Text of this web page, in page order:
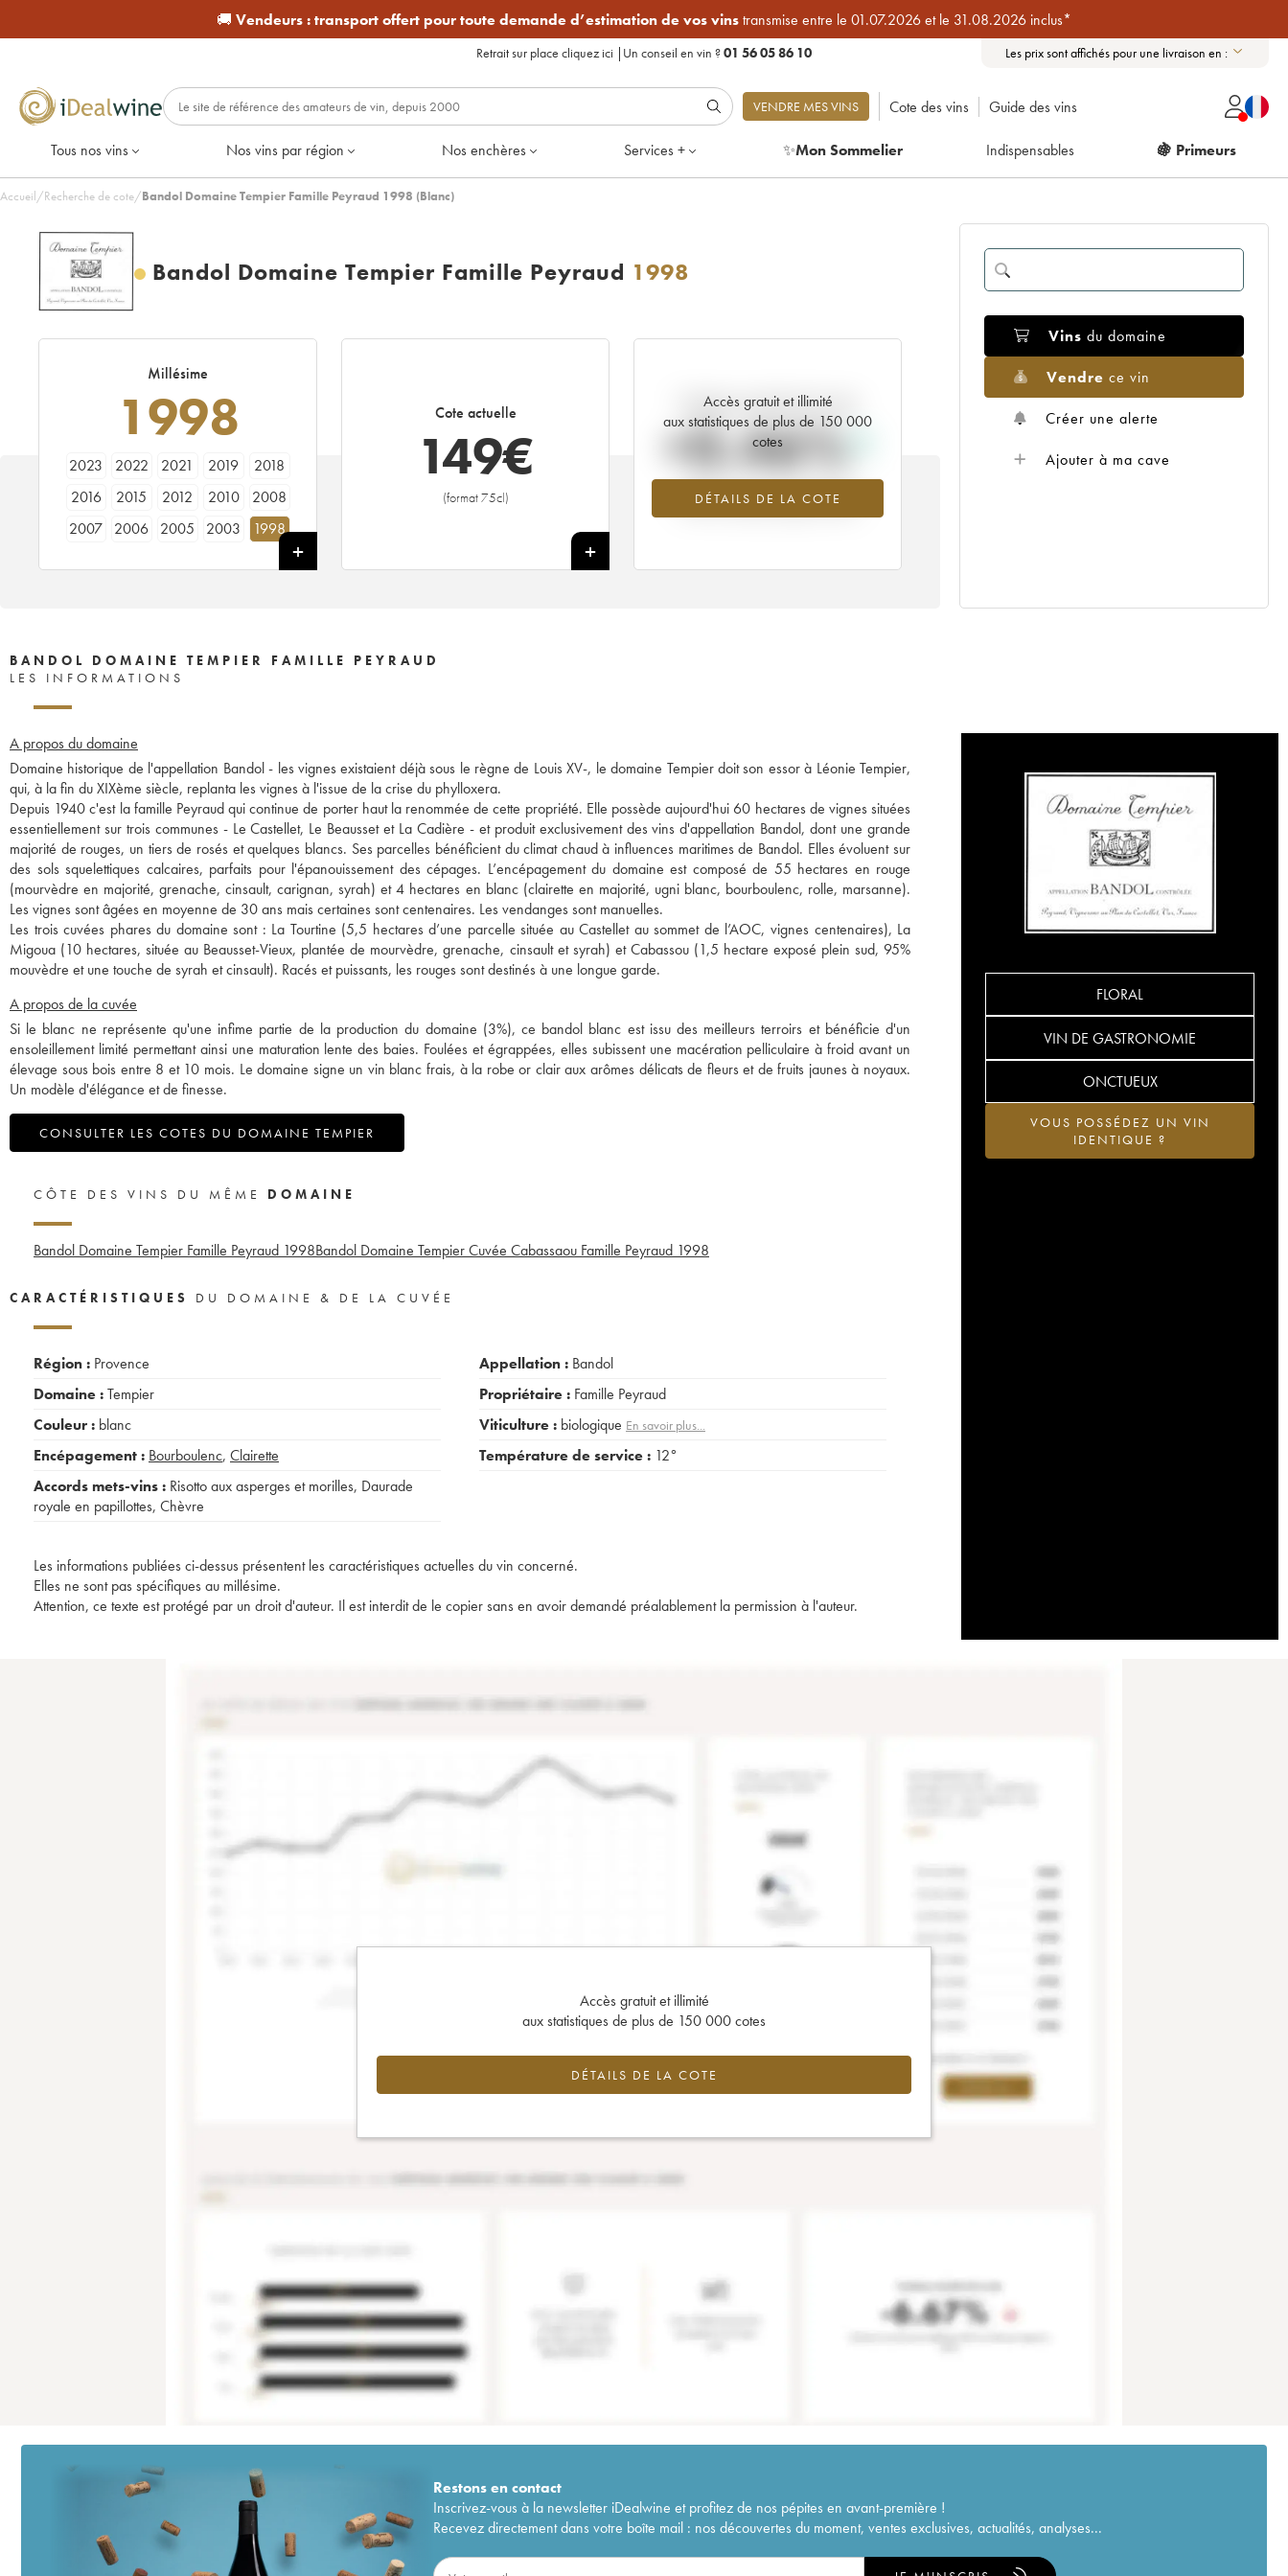
🚚 Vendeurs :transport offert pour toute demande d’estimation de vos vinstransmise entre le 01.07.2026 et le 31.08.2026 inclus*
Retrait sur place cliquez ici | Un conseil en vin ?01 56 05 86 10 Les prix sont affichés pour une livraison en :
VENDRE MES VINS Cote des vins Guide des vins
Tous nos vins Nos vins par région Nos enchères Services + ✨Mon Sommelier Indispensables 🍇 Primeurs
Accueil/Recherche de cote/Bandol Domaine Tempier Famille Peyraud 1998 (Blanc)
Bandol Domaine Tempier Famille Peyraud 1998
Millésime
1998
2023 2022 2021 2019
2018
2016
2015 2012 2010
2008
2007
2006 2005 2003
1998
Cote actuelle
149€
(format 75cl)
+
Accès gratuit et illimité
aux statistiques de plus de 150 000
cotes
DÉTAILS DE LA COTE
Tendance actuelle de la cote
+0.46%
Tendance à la hausse du millésime
1998 en 2026 par rapport à 2025
Vins du domaine
Vendre ce vin
Créer une alerte
Ajouter à ma cave
BANDOL DOMAINE TEMPIER FAMILLE PEYRAUD
LES INFORMATIONS
A propos du domaine
Domaine historique de l'appellation Bandol - les vignes existaient déjà sous le règne de Louis XV-, le domaine Tempier doit son essor à Léonie Tempier,
qui, à la fin du XIXème siècle, replanta les vignes à l'issue de la crise du phylloxera.
Depuis 1940 c'est la famille Peyraud qui continue de porter haut la renommée de cette propriété. Elle possède aujourd'hui 60 hectares de vignes situées
essentiellement sur trois communes - Le Castellet, Le Beausset et La Cadière - et produit exclusivement des vins d'appellation Bandol, dont une grande
majorité de rouges, un tiers de rosés et quelques blancs. Ses parcelles bénéficient du climat chaud à influences maritimes de Bandol. Elles évoluent sur
des sols squelettiques calcaires, parfaits pour l'épanouissement des cépages. L’encépagement du domaine est composé de 55 hectares en rouge
(mourvèdre en majorité, grenache, cinsault, carignan, syrah) et 4 hectares en blanc (clairette en majorité, ugni blanc, bourboulenc, rolle, marsanne).
Les vignes sont âgées en moyenne de 30 ans mais certaines sont centenaires. Les vendanges sont manuelles.
Les trois cuvées phares du domaine sont : La Tourtine (5,5 hectares d’une parcelle située au Castellet au sommet de l’AOC, vignes centenaires), La
Migoua (10 hectares, située au Beausset-Vieux, plantée de mourvèdre, grenache, cinsault et syrah) et Cabassou (1,5 hectare exposé plein sud, 95%
mouvèdre et une touche de syrah et cinsault). Racés et puissants, les rouges sont destinés à une longue garde.
A propos de la cuvée
Si le blanc ne représente qu'une infime partie de la production du domaine (3%), ce bandol blanc est issu des meilleurs terroirs et bénéficie d'un
ensoleillement limité permettant ainsi une maturation lente des baies. Foulées et égrappées, elles subissent une macération pelliculaire à froid avant un
élevage sous bois entre 8 et 10 mois. Le domaine signe un vin blanc frais, à la robe or clair aux arômes délicats de fleurs et de fruits jaunes à noyaux.
Un modèle d'élégance et de finesse.
CONSULTER LES COTES DU DOMAINE TEMPIER
FLORAL
VIN DE GASTRONOMIE
ONCTUEUX
VOUS POSSÉDEZ UN VIN
IDENTIQUE ?
CÔTE DES VINS DU MÊME DOMAINE
Bandol Domaine Tempier Famille Peyraud 1998Bandol Domaine Tempier Cuvée Cabassaou Famille Peyraud 1998
CARACTÉRISTIQUES DU DOMAINE & DE LA CUVÉE
Région : Provence
Domaine :Tempier
Couleur : blanc
Encépagement : Bourboulenc, Clairette
Accords mets-vins : Risotto aux asperges et morilles, Daurade
royale en papillottes, Chèvre
Appellation : Bandol
Propriétaire : Famille Peyraud
Viticulture : biologique En savoir plus...
Température de service : 12°
Les informations publiées ci-dessus présentent les caractéristiques actuelles du vin concerné.
Elles ne sont pas spécifiques au millésime.
Attention, ce texte est protégé par un droit d'auteur. Il est interdit de le copier sans en avoir demandé préalablement la permission à l'auteur.
Accès gratuit et illimité
aux statistiques de plus de 150 000 cotes
DÉTAILS DE LA COTE
Restons encontact
Inscrivez-vous à la newsletter iDealwine et profitez de nos pépites en avant-première !
Recevez directement dans votre boîte mail : nos découvertes du moment, ventes exclusives, actualités, analyses...